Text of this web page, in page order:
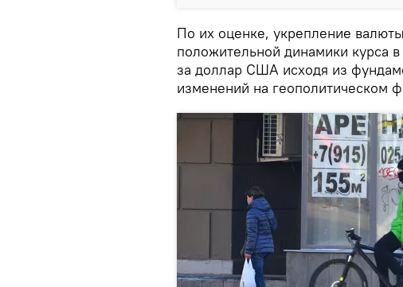
По их оценке, укрепление
положительной динамики курса
за доллар США исходя из
изменений на геополитическом